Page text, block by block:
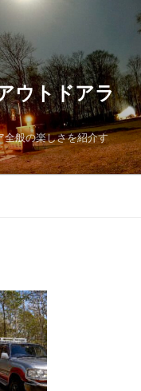
ウトドアラ
全般の楽しさを紹介す